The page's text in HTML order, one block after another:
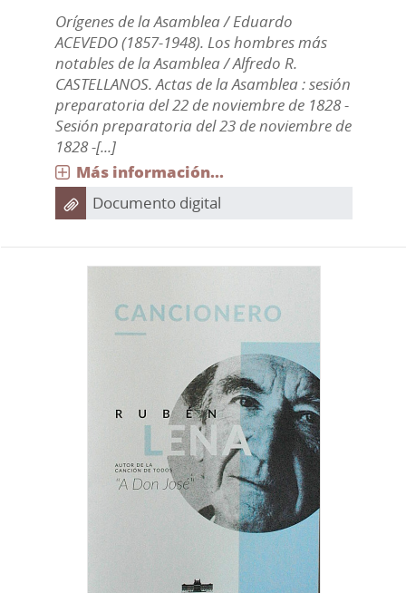
Orígenes de la Asamblea / Eduardo
ACEVEDO (1857-1948). Los hombres más
notables de la Asamblea / Alfredo R.
CASTELLANOS. Actas de la Asamblea : sesión
preparatoria del 22 de noviembre de 1828 -
Sesión preparatoria del 23 de noviembre de
1828 -[...]
Más información...
Documento digital